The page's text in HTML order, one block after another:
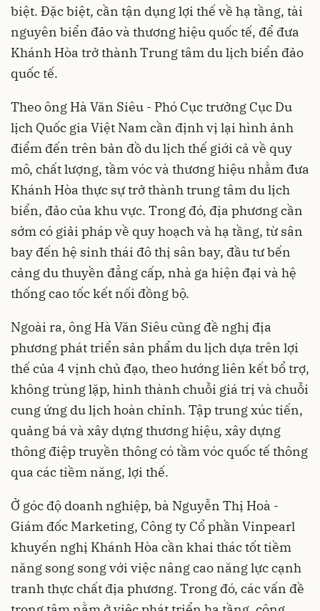
biệt. Đặc biệt, cần tận dụng lợi thế về hạ tầng, tài
nguyên biển đảo và thương hiệu quốc tế, để đưa
Khánh Hòa trở thành Trung tâm du lịch biển đảo
quốc tế.
Theo ông Hà Văn Siêu - Phó Cục trưởng Cục Du
lịch Quốc gia Việt Nam cần định vị lại hình ảnh
điểm đến trên bản đồ du lịch thế giới cả về quy
mô, chất lượng, tầm vóc và thương hiệu nhằm đưa
Khánh Hòa thực sự trở thành trung tâm du lịch
biển, đảo của khu vực. Trong đó, địa phương cần
sớm có giải pháp về quy hoạch và hạ tầng, từ sân
bay đến hệ sinh thái đô thị sân bay, đầu tư bến
cảng du thuyền đẳng cấp, nhà ga hiện đại và hệ
thống cao tốc kết nối đồng bộ.
Ngoài ra, ông Hà Văn Siêu cũng đề nghị địa
phương phát triển sản phẩm du lịch dựa trên lợi
thế của 4 vịnh chủ đạo, theo hướng liên kết bổ trợ,
không trùng lặp, hình thành chuỗi giá trị và chuỗi
cung ứng du lịch hoàn chỉnh. Tập trung xúc tiến,
quảng bá và xây dựng thương hiệu, xây dựng
thông điệp truyền thông có tầm vóc quốc tế thông
qua các tiềm năng, lợi thế.
Ở góc độ doanh nghiệp, bà Nguyễn Thị Hoà -
Giám đốc Marketing, Công ty Cổ phần Vinpearl
khuyến nghị Khánh Hòa cần khai thác tốt tiềm
năng song song với việc nâng cao năng lực cạnh
tranh thực chất địa phương. Trong đó, các vấn đề